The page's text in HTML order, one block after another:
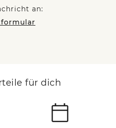
an:
für dich